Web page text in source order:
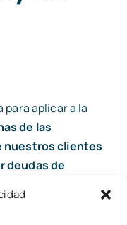
para aplicar a la
de las
nuestros clientes
deudas de
en la